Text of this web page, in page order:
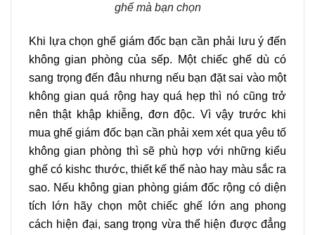
ghế mà bạn chọn
Khi lựa chọn ghế giám đốc bạn cần phải lưu ý đến
không gian phòng của sếp. Một chiếc ghế dù có
sang trọng đến đâu nhưng nếu bạn đặt sai vào một
không gian quá rộng hay quá hẹp thì nó cũng trở
nên thật khập khiễng, đơn độc. Vì vậy trước khi
mua ghế giám đốc bạn cần phải xem xét qua yêu tố
không gian phòng thì sẽ phù hợp với những kiểu
ghế có kishc thước, thiết kế thế nào hay màu sắc ra
sao. Nếu không gian phòng giám đốc rộng có diện
tích lớn hãy chọn một chiếc ghế lớn ang phong
cách hiện đại, sang trọng vừa thể hiện được đẳng